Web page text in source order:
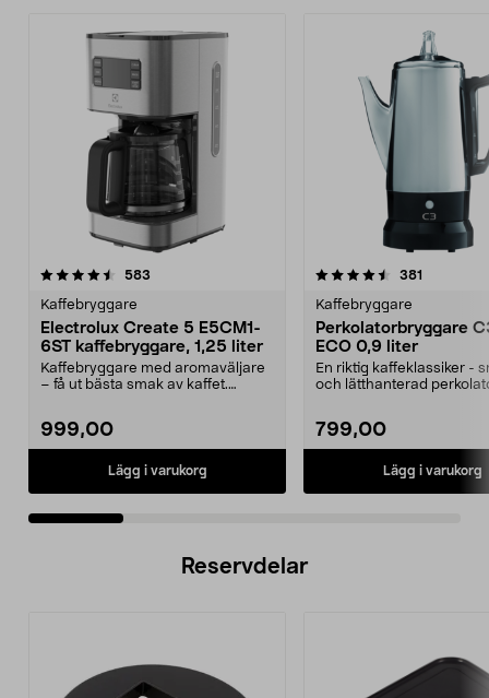
583
Kaffebryggare
Electrolux Create 5 E5CM1-
6ST kaffebryggare, 1,25 liter
Kaffebryggare med aromaväljare
– få ut bästa smak av kaffet.
999,00
Lägg i varukorg
4.5 av 5 stjärnor 381
Kaffebryggare
Perkolatorbryggare
ECO 0,9 liter
En riktig kaffeklassiker -
och lätthanterad
799,00
Lägg i varukorg
4.0 av 5 stjärnor
Reservdelar